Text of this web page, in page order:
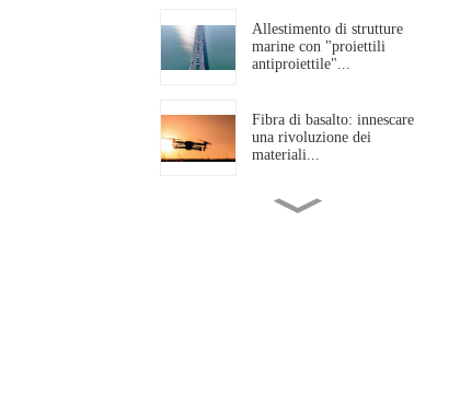
Allestimento di strutture
marine con "proiettili
antiproiettile"...
Fibra di basalto: innescare
una rivoluzione dei
materiali...